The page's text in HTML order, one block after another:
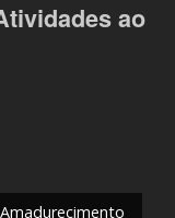
ao
Amadurecimento